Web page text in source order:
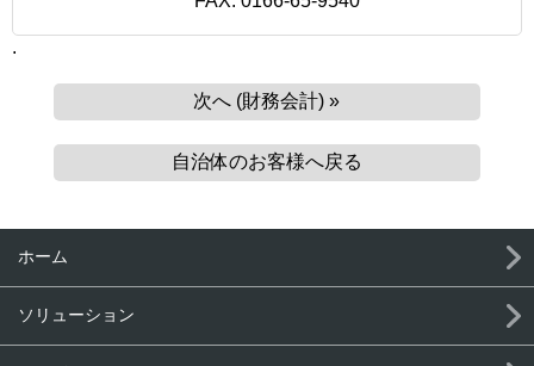
.
次へ (財務会計) »
自治体のお客様へ戻る
ホーム
ソリューション